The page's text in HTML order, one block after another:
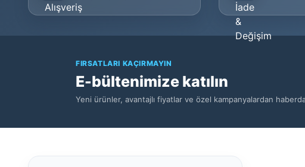
FIRSATLARI KAÇIRMAYIN
E-bültenimize katılın
Yeni ürünler, avantajlı fiyatlar ve özel kampanyalardan